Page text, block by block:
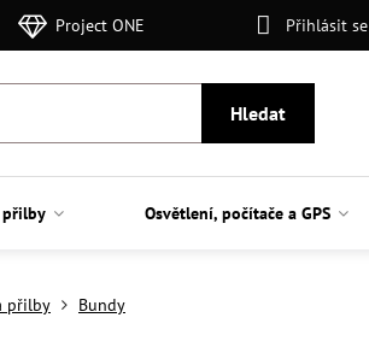
Project ONE Přihlásit se
Hledat
přilby Osvětlení, počítače a GPS
přilby Bundy